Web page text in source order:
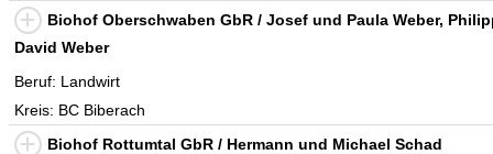
Biohof Oberschwaben GbR / Josef und Paula Weber,
David Weber
Beruf: Landwirt
Kreis: BC Biberach
Biohof Rottumtal GbR / Hermann und Michael Schad